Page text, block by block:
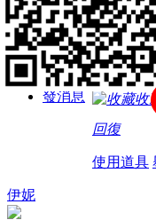
積分
36
發消息
有沒有辦
收
回復
使用道具
伊妮